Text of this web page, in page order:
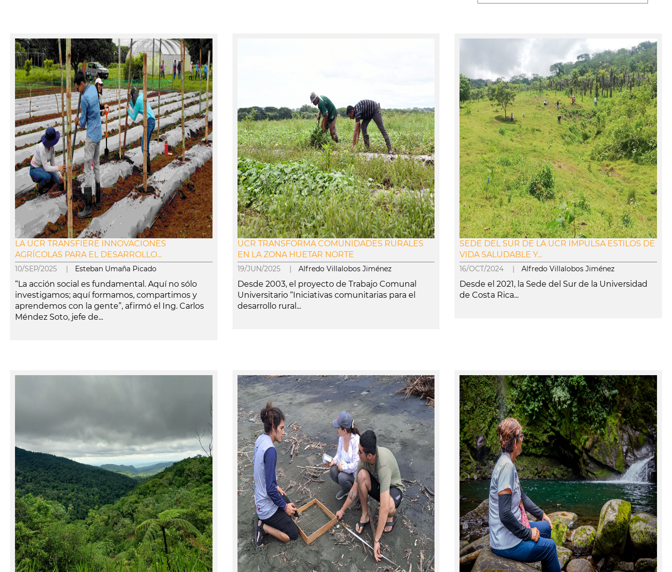
LA UCR TRANSFIERE INNOVACIONES
AGRÍCOLAS PARA EL DESARROLLO...
10/SEP/2025 | Esteban Umaña Picado
“La acción social es fundamental. Aquí no sólo
investigamos; aquí formamos, compartimos y
aprendemos con la gente”, afirmó el Ing. Carlos
Méndez Soto, jefe de...
UCR TRANSFORMA COMUNIDADES RURALES
EN LA ZONA HUETAR NORTE
19/JUN/2025 | Alfredo Villalobos Jiménez
Desde 2003, el proyecto de Trabajo Comunal
Universitario “Iniciativas comunitarias para el
desarrollo rural...
SEDE DEL SUR DE LA UCR IMPULSA ESTILOS DE
VIDA SALUDABLE Y...
16/OCT/2024 |Alfredo Villalobos Jiménez
Desde el 2021, la Sede del Sur de la Universidad
de Costa Rica...